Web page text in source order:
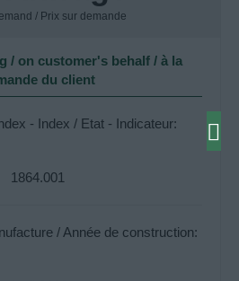
/ Prix sur demande
/ on customer's behalf / à la
du client
- Index / Etat - Indicateur:
1864.001
/ Année de construction: